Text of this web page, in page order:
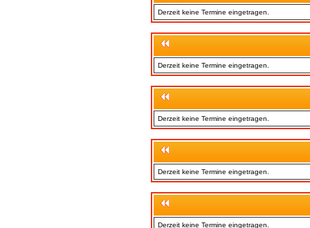
Derzeit keine Termine eingetragen.
Derzeit keine Termine eingetragen.
Derzeit keine Termine eingetragen.
Derzeit keine Termine eingetragen.
Derzeit keine Termine eingetragen.